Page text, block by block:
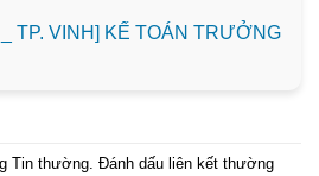
TP. VINH] KẾ TOÁN TRƯỞNG
Tin thường . Đánh dấu liên kết thường